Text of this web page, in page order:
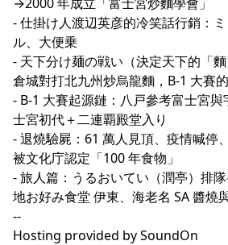
- 仕掛け人渡辺英彦的冷笑話行銷：
ル、大便乗
- 天下分け麺の戦い（決定天下的「
倉城對打北九州炒烏龍麵，B-1 大賽
- B-1 大賽起源鏈：八戸參考富士宮與
士宮初代＋二連覇殿堂入り
- 退燒驗屍：61 萬人見頂、疫情喊停
被文化庁認定「100 年食物」
- 旅人篇：うるおいてい（潤亭）排
地お好み食堂 伊東、海老名 SA 醬燒
--
Hosting provided bySoundOn